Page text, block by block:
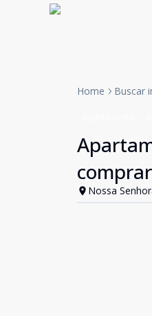
Home Buscar
comprar
Nossa